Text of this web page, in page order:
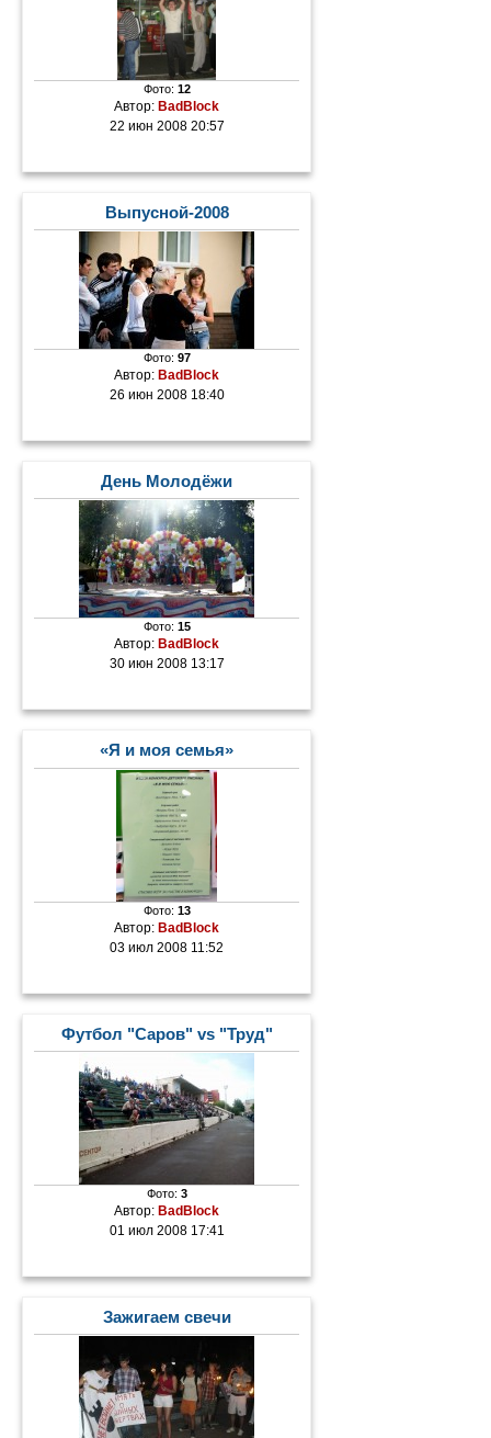
Фото: 12
Автор: BadBlock
22 июн 2008 20:57
Выпусной-2008
Фото: 97
Автор: BadBlock
26 июн 2008 18:40
День Молодёжи
Фото: 15
Автор: BadBlock
30 июн 2008 13:17
«Я и моя семья»
Фото: 13
Автор:BadBlock
03 июл 2008 11:52
Футбол "Саров" vs "Труд"
Фото: 3
Автор:BadBlock
01 июл 2008 17:41
Зажигаем свечи